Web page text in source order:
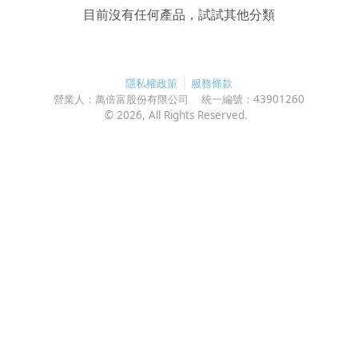
目前沒有任何產品，試試其他分類
隱私權政策
服務條款
營業人： 萬倍富股份有限公司 統一編號： 43901260
© 2026, All Rights Reserved.